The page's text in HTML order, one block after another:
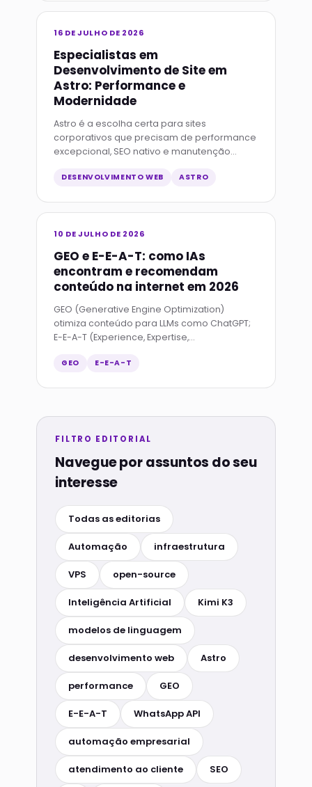
16 DE JULHO DE 2026
Especialistas em
Desenvolvimento de Site em
Astro: Performance e
Modernidade
Astro é a escolha certa para sites
corporativos que precisam de performance
excepcional, SEO nativo e manutenção
DESENVOLVIMENTO WEB ASTRO
10 DE JULHO DE 2026
GEO e E-E-A-T: como IAs
encontram e recomendam
conteúdo na internet em 2026
GEO (Generative Engine Optimization)
otimiza conteúdo para LLMs como ChatGPT;
E-E-A-T (Experience, Expertise,
Google para avaliar qualidade.
GEO E-E-A-T
FILTRO EDITORIAL
Navegue por assuntos do seu
interesse
Todas as editorias
Automação infraestrutura
VPS open-source
Inteligência Artificial Kimi K3
modelos de linguagem
desenvolvimento web Astro
performance GEO
E-E-A-T WhatsApp API
automação empresarial
atendimento ao cliente SEO